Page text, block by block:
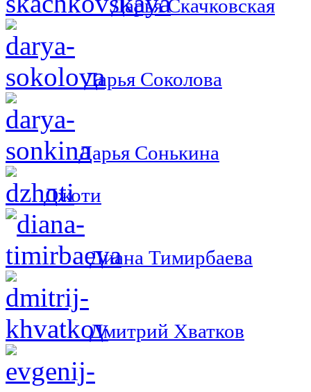
Дарья Скачковская
Дарья Соколова
Дарья Сонькина
Джоти
Диана Тимирбаева
Дмитрий Хватков